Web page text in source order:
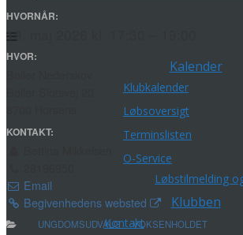
Kalender
Klubkalender
Løbsoversigt
Terminslisten
O-Service
Løbstilmelding
Klubben
Kontakt
HVORNÅR:
HVOR:
KONTAKT:
Email
Begivenhedens websted
UNGDOMSUDVALG VOKSENHOLDET